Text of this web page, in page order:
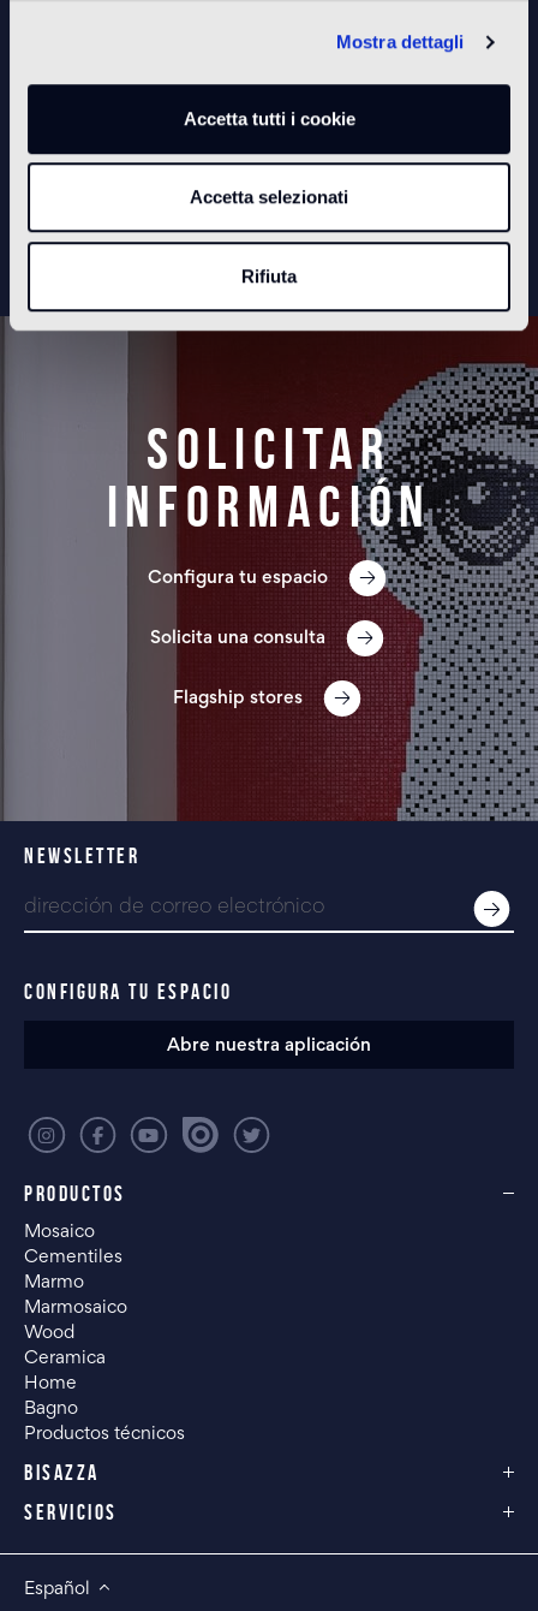
Mostra dettagli
Accetta tutti i cookie
Accetta selezionati
Rifiuta
Per vedere questo video bisogna accettare i
cookie di statistica
Solicitar
información
Configura tu espacio
Solicita una consulta
Flagship stores
PRODUCTOS
Mosaico
Cementiles
Marmo
Marmosaico
Wood
Ceramica
Home
Bagno
Productos técnicos
BISAZZA
SERVICIOS
NEWSLETTER
CONFIGURA TU ESPACIO
Abre nuestra aplicación
Español